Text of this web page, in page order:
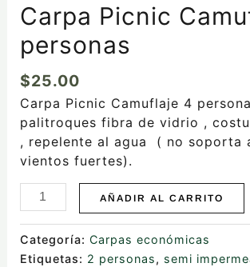
Carpa Picnic
personas
$25.00
Carpa Picnic Camuflaje 4
palitroques fibra de vidrio ,
, repelente al agua ( no soporta
vientos fuertes).
AÑADIR AL CARRITO
Categoría: Carpas económicas
Etiquetas: 2 personas, semi